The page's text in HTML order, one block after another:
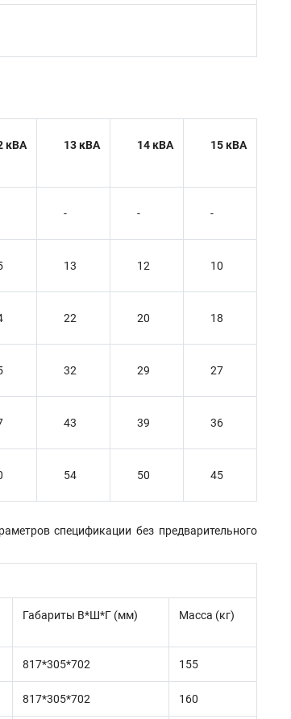
кВА 13 кВА 14 кВА 15 кВА
- - -
13 12 10
22 20 18
32 29 27
43 39 36
54 50 45
спецификации без предварительного
Габариты В*Ш*Г (мм) Масса (кг)
817*305*702 155
817*305*702 160